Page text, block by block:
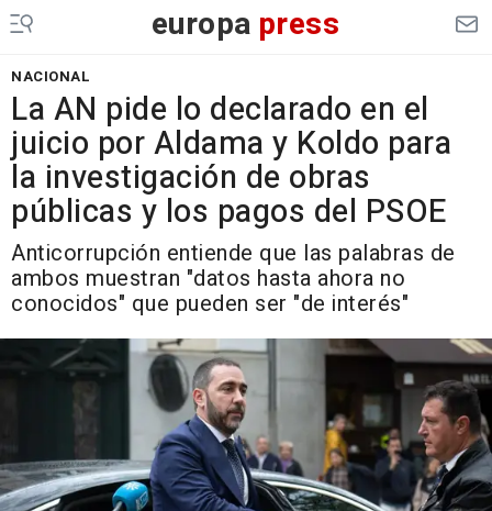
europa press
NACIONAL
La AN pide lo declarado en el
juicio por Aldama y Koldo para
la investigación de obras
públicas y los pagos del PSOE
Anticorrupción entiende que las palabras de
ambos muestran "datos hasta ahora no
conocidos" que pueden ser "de interés"